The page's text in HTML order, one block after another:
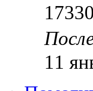
17330
11